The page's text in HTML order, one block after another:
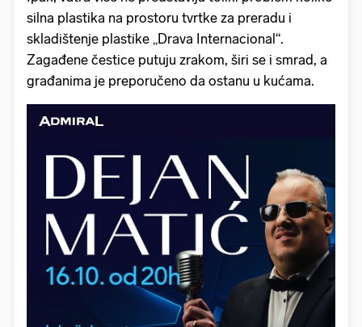
silna plastika na prostoru tvrtke za preradu i
skladištenje plastike „Drava Internacional“.
Zagađene čestice putuju zrakom, širi se i smrad, a
građanima je preporučeno da ostanu u kućama.